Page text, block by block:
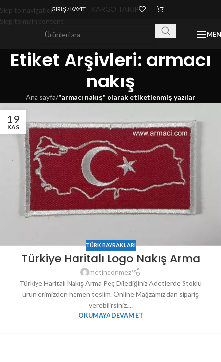
Skip to navigation
Skip to main content
GIRIŞ / KAYIT KARGO TAKİP
Etiket Arşivleri: armacı
nakış
Ana sayfa/"armacı nakış" olarak etiketlenmiş yazılar
19
KAS
TÜRK BAYRAKLARI
Türkiye Haritalı Logo Nakış Arma
metindonmez
Türkiye Haritalı Nakış Arma Peç Dilediğiniz Adetlerde Stoklu
ürünlerimizden hemen teslim. Online Mağzamız'dan sipariş
verebilirsiniz....
OKUMAYA DEVAM ET